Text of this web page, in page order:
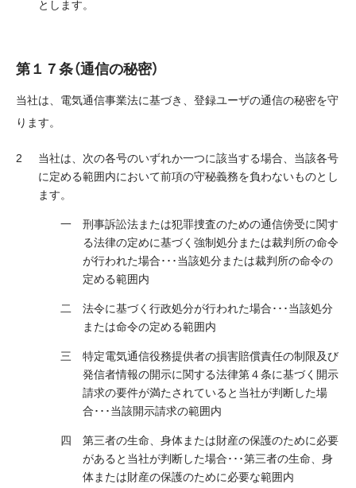
とします。
第１７条（通信の秘密）
当社は、電気通信事業法に基づき、登録ユーザの通信の秘密を守
ります。
当社は、次の各号のいずれか一つに該当する場合、当該各号
に定める範囲内において前項の守秘義務を負わないものとし
ます。
刑事訴訟法または犯罪捜査のための通信傍受に関す
る法律の定めに基づく強制処分または裁判所の命令
が行われた場合･･･当該処分または裁判所の命令の
定める範囲内
法令に基づく行政処分が行われた場合･･･当該処分
または命令の定める範囲内
特定電気通信役務提供者の損害賠償責任の制限及び
発信者情報の開示に関する法律第４条に基づく開示
請求の要件が満たされていると当社が判断した場
合･･･当該開示請求の範囲内
第三者の生命、身体または財産の保護のために必要
があると当社が判断した場合･･･第三者の生命、身
体または財産の保護のために必要な範囲内